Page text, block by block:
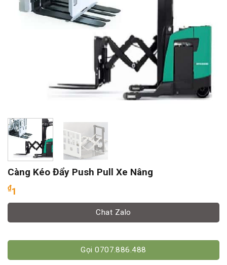
Càng Kéo Đẩy Push Pull Xe Nâng
₫1
Chat Zalo
Gọi 0707.886.488